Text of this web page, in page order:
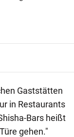
Gaststätten
in Restaurants
Bars heißt
gehen."